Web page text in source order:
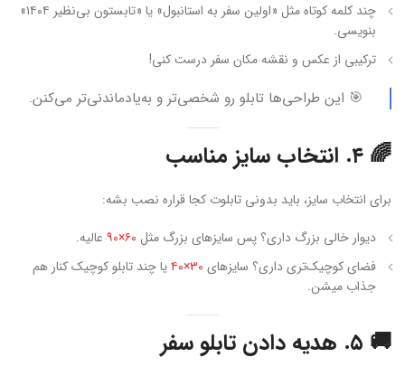
چند کلمه کوتاه مثل «اولین سفر به استانبول» یا «تابستون بی‌نظیر ۱۴۰۴»
بنویسی.
ترکیبی از عکس و نقشه مکان سفر درست کنی!
🎯 این طراحی‌ها تابلو رو شخصی‌تر و به‌یادماندنی‌تر می‌کنن.
🌈 ۴. انتخاب سایز مناسب
برای انتخاب سایز، باید بدونی تابلوت کجا قراره نصب بشه:
دیوار خالی بزرگ داری؟ پس سایزهای بزرگ مثل ۶۰×۹۰
عالیه.
فضای کوچیک‌تری داری؟ سایزهای ۳۰×۴۰
یا چند تابلو کوچیک کنار هم
جذاب میشن.
🚚 ۵. هدیه دادن تابلو سفر